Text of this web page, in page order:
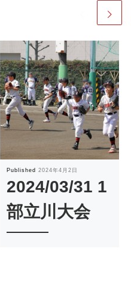
Published 2024年4月2日
2024/03/31 1
部立川大会